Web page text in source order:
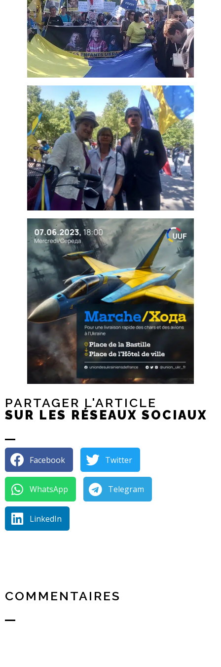
PARTAGER L'ARTICLE
SUR LES RÉSEAUX SOCIAUX
Facebook Twitter
WhatsApp Telegram
LinkedIn
COMMENTAIRES